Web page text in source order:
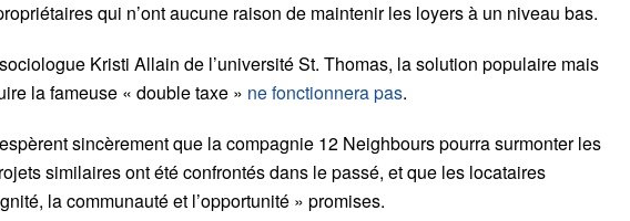
qui n’ont aucune raison de maintenir les loyers à un niveau bas.
Kristi Allain de l’université St. Thomas, la solution populaire mais
la fameuse « double taxe » ne fonctionnera pas.
sincèrement que la compagnie 12 Neighbours pourra surmonter les
similaires ont été confrontés dans le passé, et que les locataires
la communauté et l’opportunité » promises.